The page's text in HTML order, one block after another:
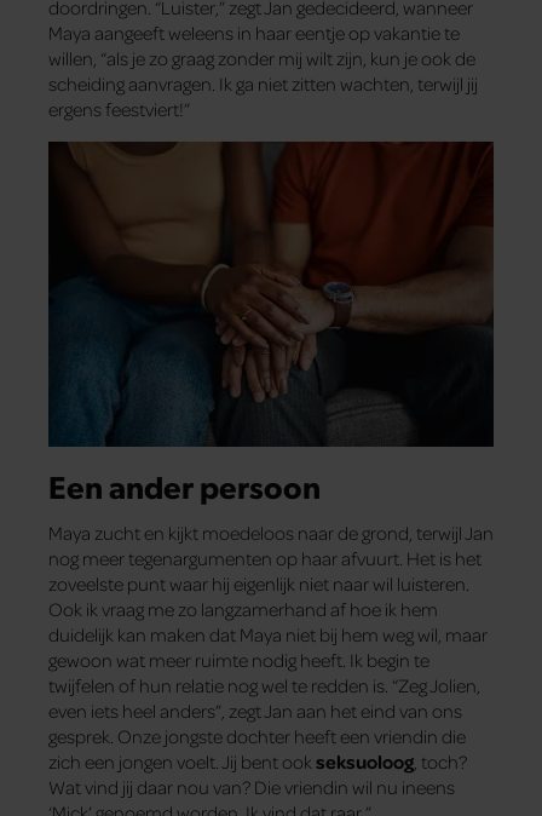
doordringen. “Luister,” zegt Jan gedecideerd, wanneer
Maya aangeeft weleens in haar eentje op vakantie te
willen, “als je zo graag zonder mij wilt zijn, kun je ook de
scheiding aanvragen. Ik ga niet zitten wachten, terwijl jij
ergens feestviert!”
Een ander persoon
Maya zucht en kijkt moedeloos naar de grond, terwijl Jan
nog meer tegenargumenten op haar afvuurt. Het is het
zoveelste punt waar hij eigenlijk niet naar wil luisteren.
Ook ik vraag me zo langzamerhand af hoe ik hem
duidelijk kan maken dat Maya niet bij hem weg wil, maar
gewoon wat meer ruimte nodig heeft. Ik begin te
twijfelen of hun relatie nog wel te redden is. “Zeg Jolien,
even iets heel anders”, zegt Jan aan het eind van ons
gesprek. Onze jongste dochter heeft een vriendin die
zich een jongen voelt. Jij bent ookseksuoloog, toch?
Wat vind jij daar nou van? Die vriendin wil nu ineens